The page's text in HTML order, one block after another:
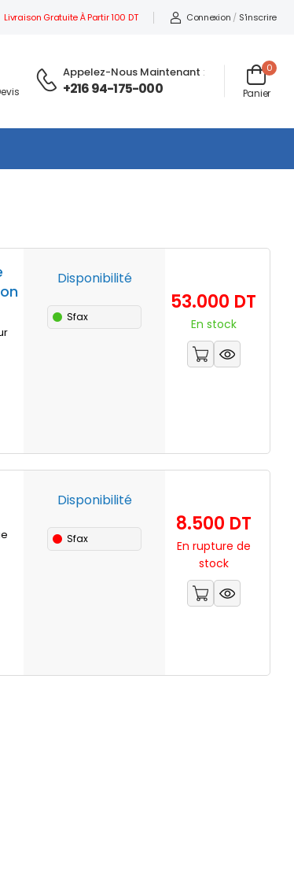
Livraison Gratuite À Partir 100 DT Connexion / S'inscrire
Appelez-Nous Maintenant :
+216 94-175-000
0
Panier
Disponibilité
Sfax
53.000 DT
En stock
Disponibilité
Sfax
8.500 DTPrix
En rupture de
stock